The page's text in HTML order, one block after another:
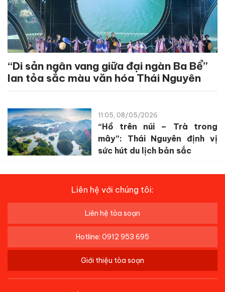
“Di sản ngân vang giữa đại ngàn Ba Bể”
lan tỏa sắc màu văn hóa Thái Nguyên
11:05, 08/05/2026
“Hồ trên núi – Trà trong
mây”: Thái Nguyên định vị
sức hút du lịch bản sắc
Liên hệ với chúng tôi:
Liên hệ tòa soạn
Hotline: 0912 953 695
Giới thiệu tòa soạn